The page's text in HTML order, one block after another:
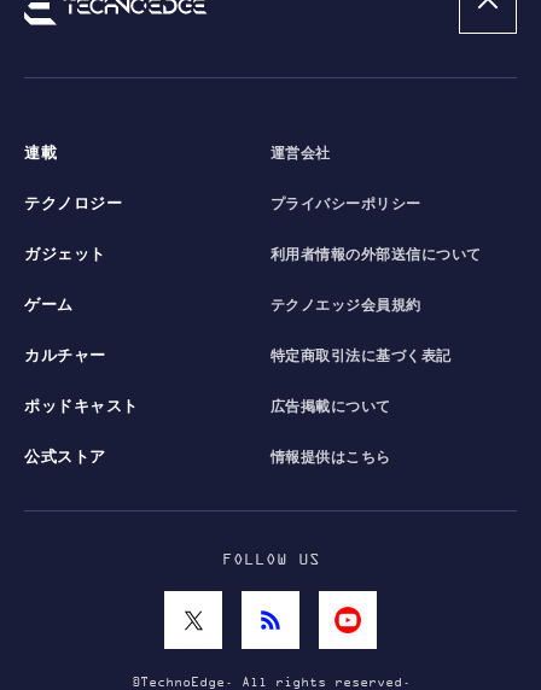
連載
テクノロジー
ガジェット
ゲーム
カルチャー
ポッドキャスト
公式ストア
運営会社
プライバシーポリシー
利用者情報の外部送信について
テクノエッジ会員規約
特定商取引法に基づく表記
広告掲載について
情報提供はこちら
FOLLOW US
©TechnoEdge. All rights reserved.